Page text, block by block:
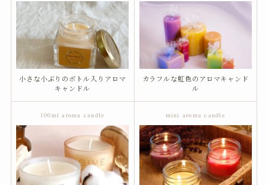
小さな小ぶりのボトル入りアロマ
キャンドル
カラフルな虹色のアロマキャンド
ル
100ml aroma candle mini aroma candle